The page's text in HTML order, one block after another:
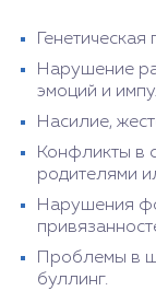
Нарушение
эмоций и
Насилие,
Конфликты в
родителями
Нарушения
Проблемы в
буллинг.